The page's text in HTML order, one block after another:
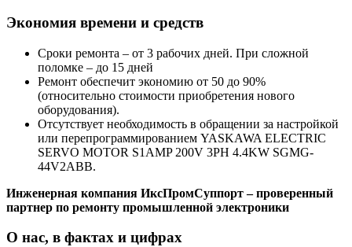
Экономия времени и средств
Сроки ремонта – от 3 рабочих дней. При сложной
поломке – до 15 дней
Ремонт обеспечит экономию от 50 до 90%
(относительно стоимости приобретения нового
оборудования).
Отсутствует необходимость в обращении за настройкой
или перепрограммированием YASKAWA ELECTRIC
SERVO MOTOR S1AMP 200V 3PH 4.4KW SGMG-
44V2ABB.
Инженерная компания ИксПромСуппорт – проверенный
партнер по ремонту промышленной электроники
О нас, в фактах и цифрах